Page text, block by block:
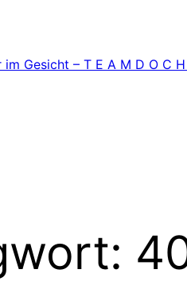
im Gesicht – T E A M D O C